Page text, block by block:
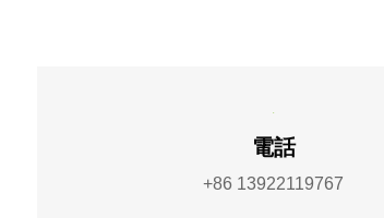
電話
+86 13922119767